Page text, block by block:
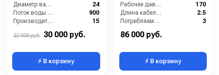
Диаметр вала (мм):
24
Поток воды (л/час):
900
Производительность (л/мин):
15
32 000 руб. 30 000 руб.
⚡ В корзину
Рабочее давление (бар):
170
Длина кабеля (м):
2.5
Потребляемая мощность (кВт):
3
86 000 руб.
⚡ В корзину